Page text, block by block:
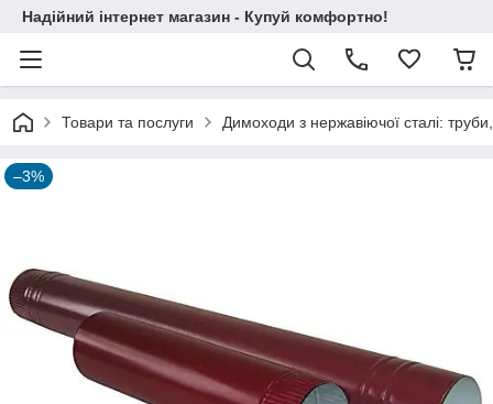
Надійний інтернет магазин - Купуй комфортно!
Товари та послуги Димоходи з нержавіючої сталі:
–3%